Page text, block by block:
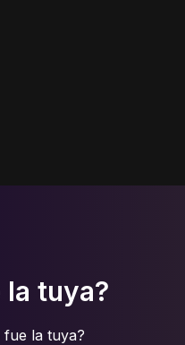
la tuya?
fue la tuya?